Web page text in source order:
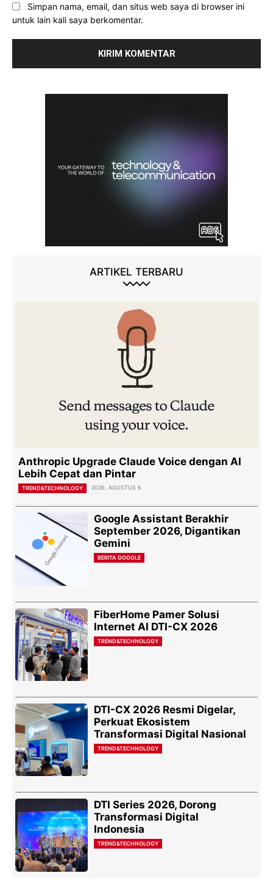
Simpan nama, email, dan situs web saya di browser ini
untuk lain kali saya berkomentar.
ARTIKEL TERBARU
Anthropic Upgrade Claude Voice dengan AI
Lebih Cepat dan Pintar
TREND&TECHNOLOGY 2026, AGUSTUS 6
Google Assistant Berakhir
September 2026, Digantikan
Gemini
BERITA GOOGLE
FiberHome Pamer Solusi
Internet AI DTI-CX 2026
TREND&TECHNOLOGY
DTI-CX 2026 Resmi Digelar,
Perkuat Ekosistem
Transformasi Digital Nasional
TREND&TECHNOLOGY
DTI Series 2026, Dorong
Transformasi Digital
Indonesia
TREND&TECHNOLOGY